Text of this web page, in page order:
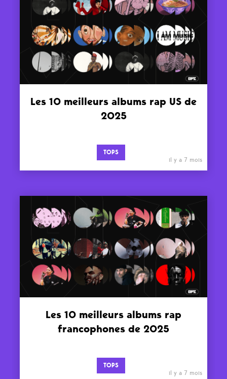
Les 10 meilleurs albums rap US de
2025
TOPS
il y a 7 mois
Les 10 meilleurs albums rap
francophones de 2025
TOPS
il y a 7 mois